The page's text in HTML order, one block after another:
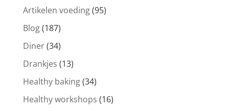
Artikelen voeding(95)
Blog(187)
Diner(34)
Drankjes (13)
Healthy baking(34)
Healthy workshops (16)